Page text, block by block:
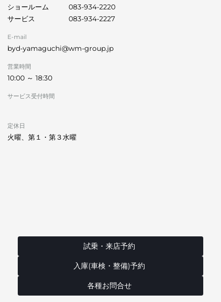
ショールーム
083-934-2220
サービス
083-934-2227
E-mail
byd-yamaguchi@wm-group.jp
営業時間
10:00 ～ 18:30
サービス受付時間
定休日
火曜、第１・第３水曜
試乗・来店予約
入庫(車検・整備)予約
各種お問合せ